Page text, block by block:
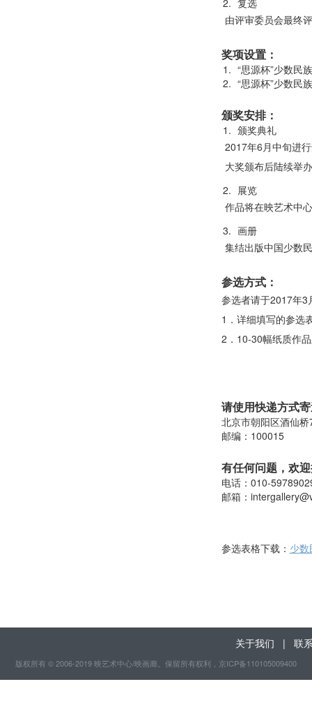
复选
由评审委员会最终
奖项设置：
“思源杯”少数民
“思源杯”少数民
颁奖安排：
颁奖典礼
2017年6月中旬进
大奖颁布后陆续举
展览
作品将在映艺术中
画册
集结出版中国少数
参选方式：
参选者请于2017年3
1．详细填写的参选
2．10-30幅纸质作
请使用快递方式
北京市朝阳区酒仙
邮编：100015
有任何问题，欢
电话：010-
邮箱：
参选表格下载： 少
关于我们 | 联
版权所有 © 2006-2019 映艺术中心/映画廊。保留所有权利 ，京ICP备110105009400